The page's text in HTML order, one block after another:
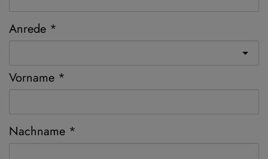
Anrede
Vorname
Nachname